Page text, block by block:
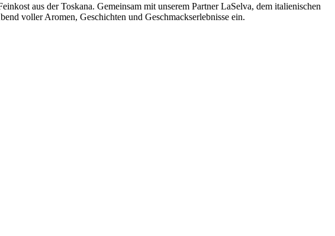
aus der Toskana. Gemeinsam mit unserem Partner LaSelva, dem italienischen
voller Aromen, Geschichten und Geschmackserlebnisse ein.